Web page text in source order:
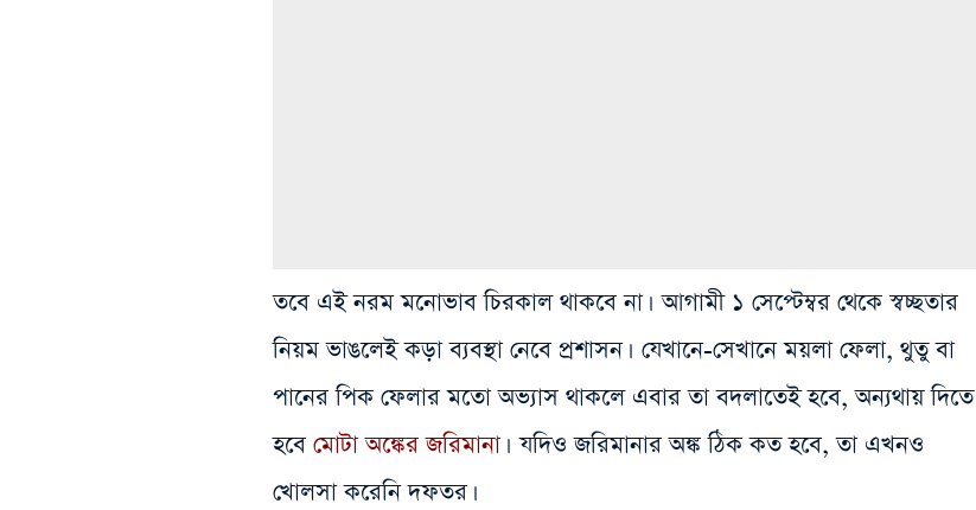
তবে এই নরম মনোভাব চিরকাল থাকবে না। আগামী ১ সেপ্টেম্বর থেকে স্বচ্ছতার
নিয়ম ভাঙলেই কড়া ব্যবস্থা নেবে প্রশাসন। যেখানে-সেখানে ময়লা ফেলা, থুতু বা
পানের পিক ফেলার মতো অভ্যাস থাকলে এবার তা বদলাতেই হবে, অন্যথায় দিতে
হবেমোটা অঙ্কের জরিমানা। যদিও জরিমানার অঙ্ক ঠিক কত হবে, তা এখনও
খোলসা করেনি দফতর।